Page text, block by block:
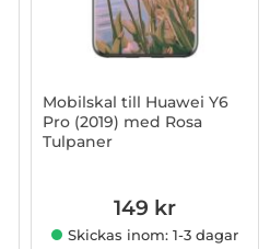
Mobilskal till Huawei Y6
Pro (2019) med Rosa
Tulpaner
149 kr
Skickas inom: 1-3 dagar